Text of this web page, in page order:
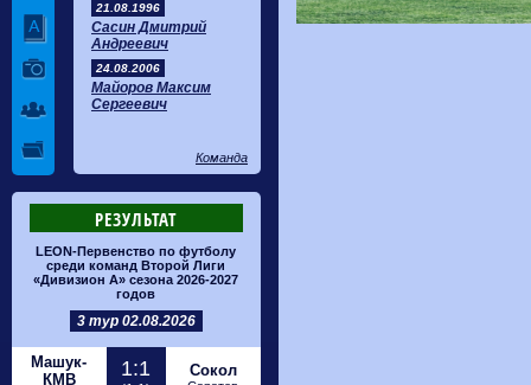
21.08.1996
Сасин Дмитрий
Андреевич
24.08.2006
Майоров Максим
Сергеевич
Команда
РЕЗУЛЬТАТ
LEON-Первенство по футболу
среди команд Второй Лиги
«Дивизион А» сезона 2026-2027
годов
3 тур 02.08.2026
Машук-
КМВ
1:1 Сокол